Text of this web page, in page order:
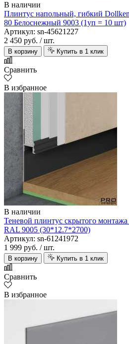
В наличии
Плинтус напольный, гибкий
80 Белоснежный 9003 (1уп = 10 шт)
Артикул: sn-45621227
2 450 руб. / шт.
В корзину Купить в 1 клик
Сравнить
В избранное
В наличии
Теневой плинтус скрытого
RAL 9005 (30*12.7*2700)
Артикул: sn-61241972
1 999 руб. / шт.
В корзину Купить в 1 клик
Сравнить
В избранное